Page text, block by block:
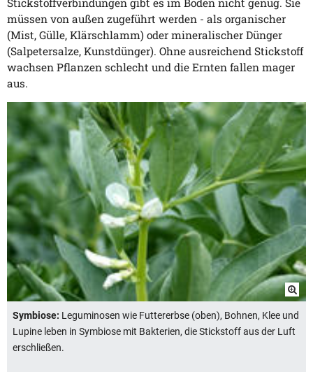
müssen von außen zugeführt werden - als organischer
(Mist, Gülle, Klärschlamm) oder mineralischer Dünger
(Salpetersalze, Kunstdünger). Ohne ausreichend Stickstoff
wachsen Pflanzen schlecht und die Ernten fallen mager
aus.
Symbiose: Leguminosen wie Futtererbse (oben), Bohnen, Klee und
Lupine leben in Symbiose mit Bakterien, die Stickstoff aus der Luft
erschließen.